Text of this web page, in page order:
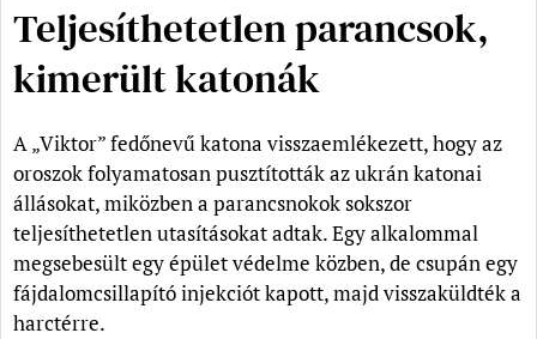
Teljesíthetetlen parancsok,
kimerült katonák
A „Viktor” fedőnevű katona visszaemlékezett, hogy az
oroszok folyamatosan pusztították az ukrán katonai
állásokat, miközben a parancsnokok sokszor
teljesíthetetlen utasításokat adtak. Egy alkalommal
megsebesült egy épület védelme közben, de csupán egy
fájdalomcsillapító injekciót kapott, majd visszaküldték a
harctérre.